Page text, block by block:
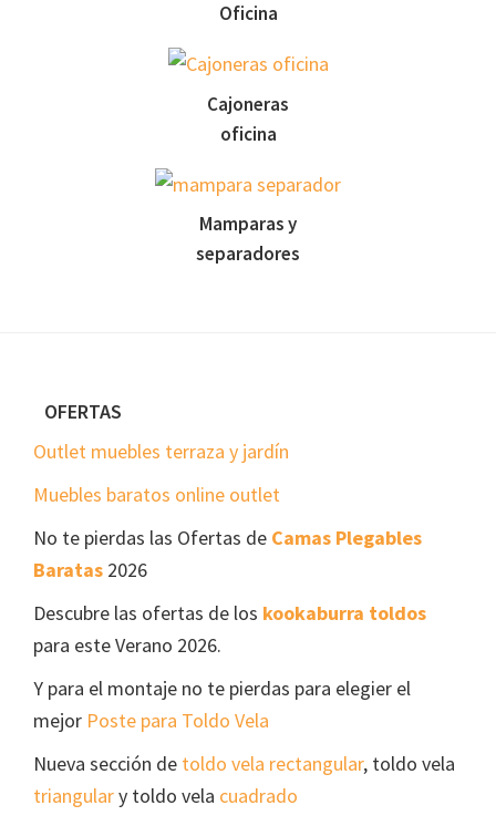
Oficina
Cajoneras
oficina
Mamparas y
separadores
FooterOFERTAS
Outlet muebles terraza y jardín
Muebles baratos online outlet
No te pierdas las Ofertas de Camas Plegables
Baratas 2026
Descubre las ofertas de los kookaburra toldos
para este Verano 2026.
Y para el montaje no te pierdas para elegier el
mejor Poste para Toldo Vela
Nueva sección de toldo vela rectangular, toldo vela
triangulary toldo vela cuadrado